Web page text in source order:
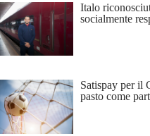
Italo
socialmente
Satispay per il
pasto come